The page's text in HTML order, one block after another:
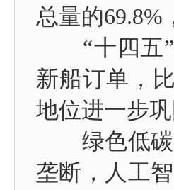
总量的
“十四五”
新船订单，
地位进一步
绿色低碳
垄断，人工